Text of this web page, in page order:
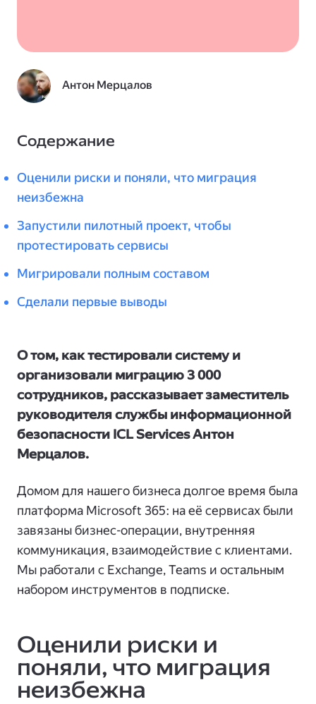
Антон Мерцалов
Содержание
Оценили риски и поняли, что миграция
неизбежна
Запустили пилотный проект, чтобы
протестировать сервисы
Мигрировали полным составом
Сделали первые выводы
О том, как тестировали систему и
организовали миграцию 3 000
сотрудников, рассказывает заместитель
руководителя службы информационной
безопасности ICL Services Антон
Мерцалов.
Домом для нашего бизнеса долгое время была
платформа Microsoft 365: на её сервисах были
завязаны бизнес-операции, внутренняя
коммуникация, взаимодействие с клиентами.
Мы работали с Exchange, Teams и остальным
набором инструментов в подписке.
Оценили риски и
поняли, что миграция
неизбежна